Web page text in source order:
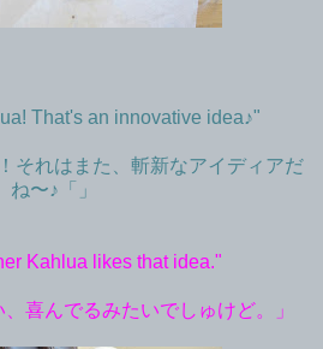
That's an innovative idea♪"
それはまた、斬新なアイディアだ
ね〜♪「」
Kahlua likes that idea."
喜んでるみたいでしゅけど。」